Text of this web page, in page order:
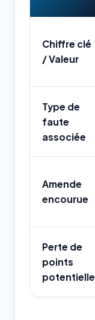
Chiffre clé
/ Valeur
Type de
faute
associée
Amende
encourue
Perte de
points
potentielle